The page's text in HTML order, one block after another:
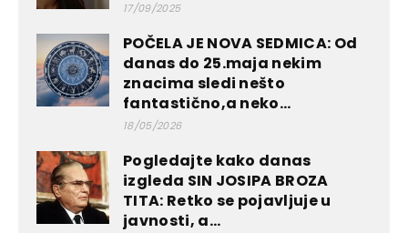
17/09/2025
POČELA JE NOVA SEDMICA: Od
danas do 25.maja nekim
znacima sledi nešto
fantastično,a neko...
18/05/2026
Pogledajte kako danas
izgleda SIN JOSIPA BROZA
TITA: Retko se pojavljuje u
javnosti, a...